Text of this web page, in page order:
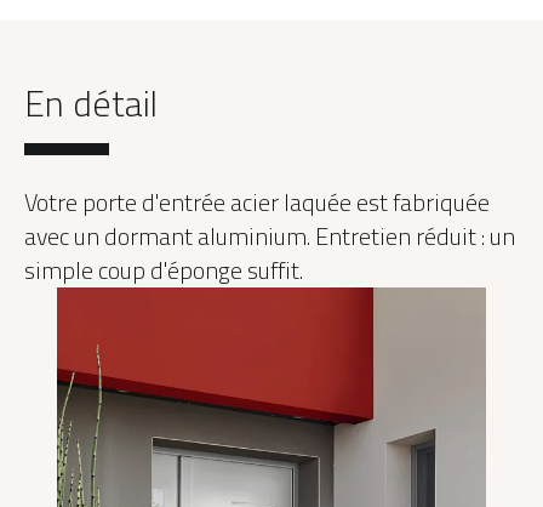
En détail
Votre porte d'entrée acier laquée est fabriquée
avec un dormant aluminium. Entretien réduit : un
simple coup d'éponge suffit.